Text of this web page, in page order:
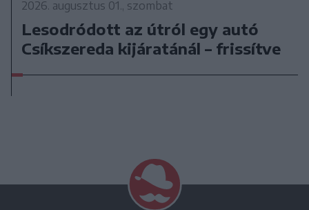
2026. augusztus 01., szombat
Lesodródott az útról egy autó
Csíkszereda kijáratánál – frissítve